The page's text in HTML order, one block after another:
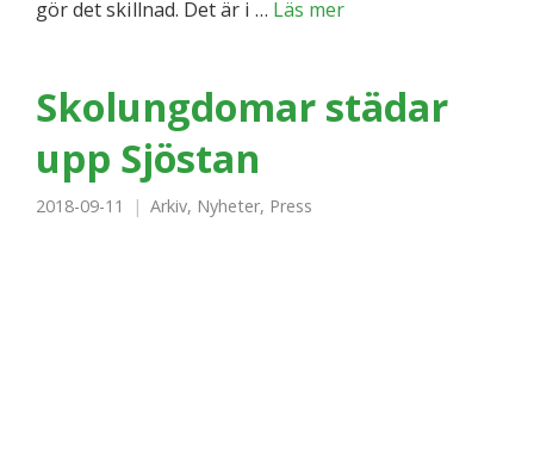
gör det skillnad. Det är i … Läs mer
Skolungdomar städar
upp Sjöstan
2018-09-11 Arkiv, Nyheter, Press